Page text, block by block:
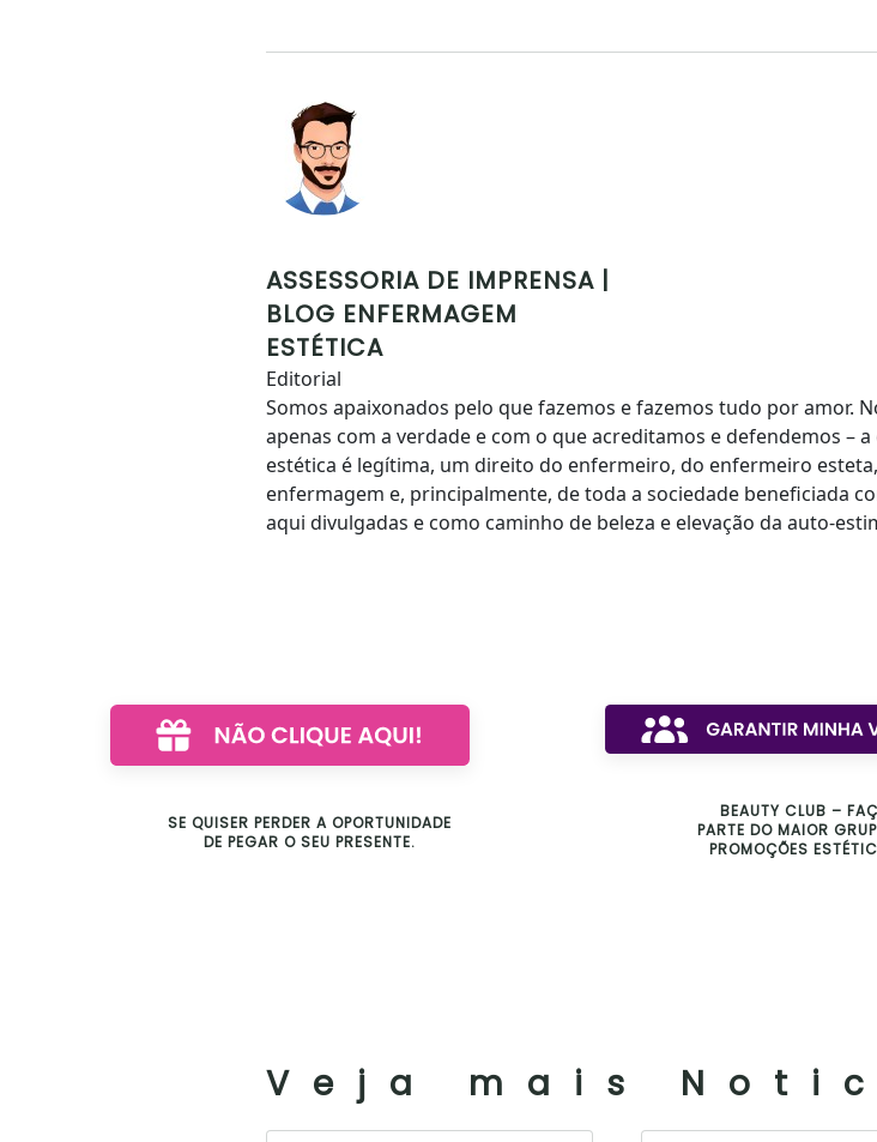
ASSESSORIA DE IMPRENSA |
BLOG ENFERMAGEM
ESTÉTICA
Editorial
Somos apaixonados pelo que fazemos e fazemos tudo por amor.
apenas com a verdade e com o que acreditamos e defendemos –
estética é legítima, um direito do enfermeiro, do enfermeiro
enfermagem e, principalmente, de toda a sociedade beneficiada
aqui divulgadas e como caminho de beleza e elevação da auto-
SE QUISER PERDER A OPORTUNIDADE
DE PEGAR O SEU PRESENTE.
BEAUTY CLUB –
PARTE DO MAIOR
PROMOÇÕES
Veja mais